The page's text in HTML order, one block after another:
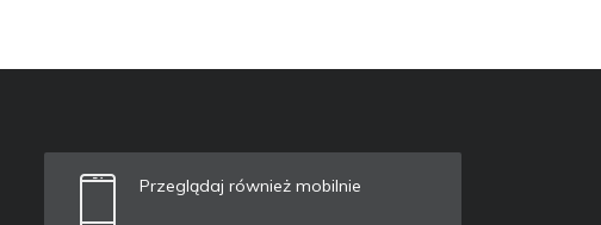
Przeglądaj również mobilnie